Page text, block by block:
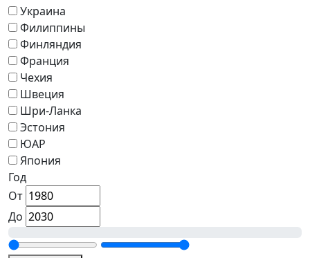
Украина
Филиппины
Финляндия
Франция
Чехия
Швеция
Шри-Ланка
Эстония
ЮАР
Япония
Год
От
До